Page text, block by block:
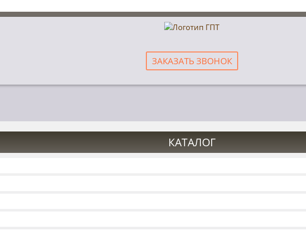
ЗАКАЗАТЬ ЗВОНОК
КАТАЛОГ